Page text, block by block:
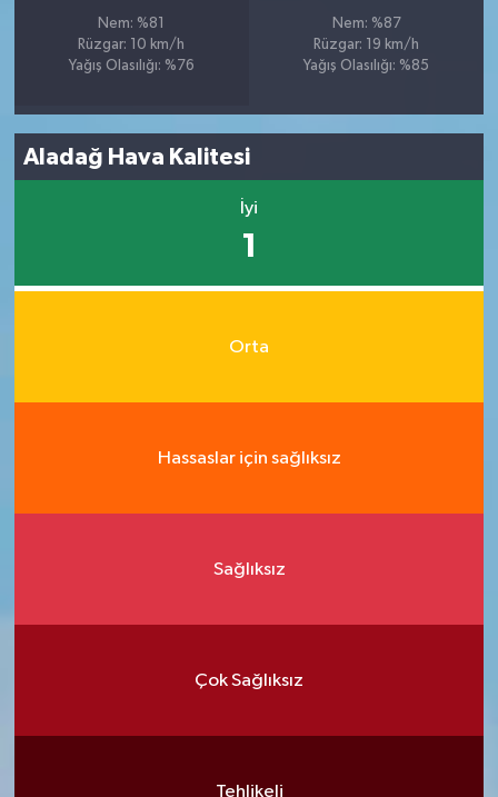
Nem: %81
Rüzgar: 10 km/h
Yağış Olasılığı: %76
Nem: %87
Rüzgar: 19 km/h
Yağış Olasılığı: %85
Aladağ Hava Kalitesi
İyi
1
Orta
Hassaslar için sağlıksız
Sağlıksız
Çok Sağlıksız
Tehlikeli